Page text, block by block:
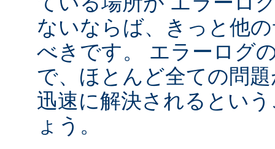
ないならば、きっと他
べきです。 エラーログ
で、ほとんど全ての問
迅速に解決されるとい
ょう。